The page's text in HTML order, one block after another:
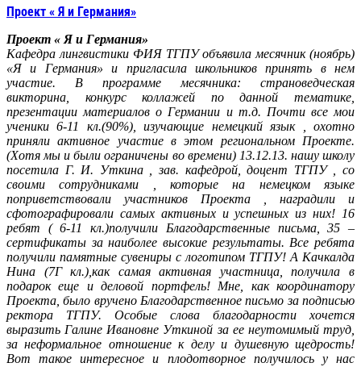
Проект « Я и Германия»
Проект « Я и Германия»
Кафедра лингвистики ФИЯ ТГПУ объявила месячник (ноябрь)
«Я и Германия» и пригласила школьников принять в нем
участие. В программе месячника: страноведческая
викторина, конкурс коллажей по данной тематике,
презентации материалов о Германии и т.д. Почти все мои
ученики 6-11 кл.(90%), изучающие немецкий язык , охотно
приняли активное участие в этом региональном Проекте.
(Хотя мы и были ограничены во времени) 13.12.13. нашу школу
посетила Г. И. Уткина , зав. кафедрой, доцент ТГПУ , со
своими сотрудниками , которые на немецком языке
поприветствовали участников Проекта , наградили и
сфотографировали самых активных и успешных из них! 16
ребят ( 6-11 кл.)получили Благодарственные письма, 35 –
сертификаты за наиболее высокие результаты. Все ребята
получили памятные сувениры с логотипом ТГПУ! А Качкалда
Нина (7Г кл.),как самая активная участница, получила в
подарок еще и деловой портфель! Мне, как координатору
Проекта, было вручено Благодарственное письмо за подписью
ректора ТГПУ. Особые слова благодарности хочется
выразить Галине Ивановне Уткиной за ее неутомимый труд,
за неформальное отношение к делу и душевную щедрость!
Вот такое интересное и плодотворное получилось у нас